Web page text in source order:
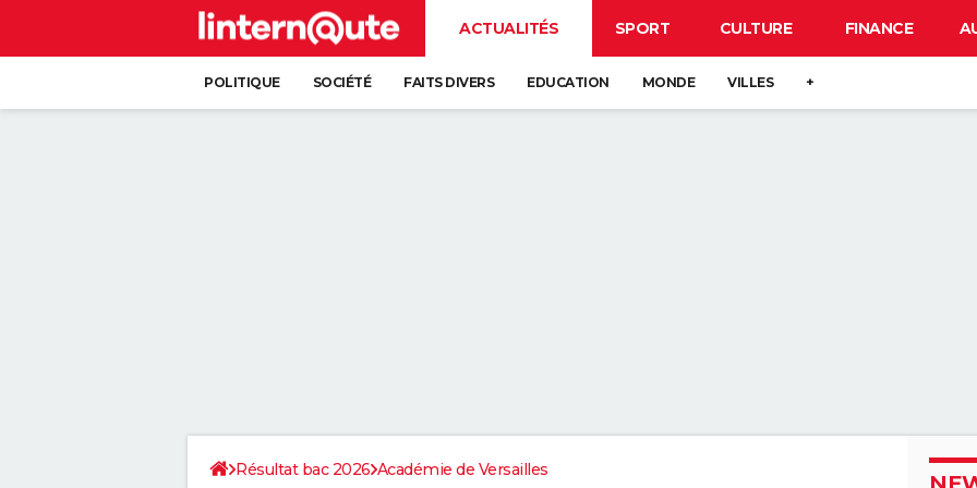
ACTUALITÉS SPORT CULTURE FINANCE
POLITIQUE SOCIÉTÉ FAITS DIVERS EDUCATION MONDE VILLES +
Résultat bac 2026 Académie de Versailles